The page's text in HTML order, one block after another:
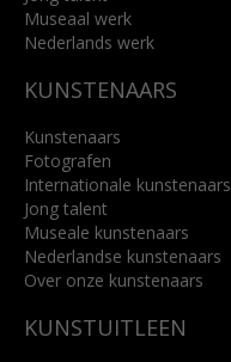
Museaal werk
Nederlands werk
KUNSTENAARS
Kunstenaars
Fotografen
Internationale kunstenaars
Jong talent
Museale kunstenaars
Nederlandse kunstenaars
Over onze kunstenaars
KUNSTUITLEEN